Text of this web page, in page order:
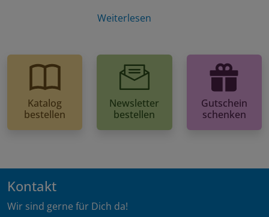
Weiterlesen
Katalog
bestellen
Newsletter
bestellen
Gutschein
schenken
Kontakt
Wir sind gerne für Dich da!